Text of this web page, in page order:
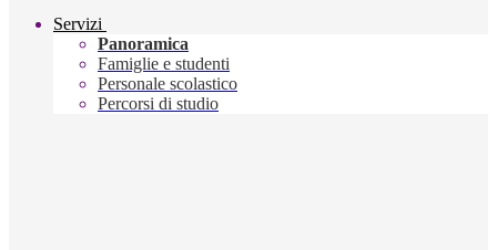
Servizi
Panoramica
Famiglie e studenti
Personale scolastico
Percorsi di studio